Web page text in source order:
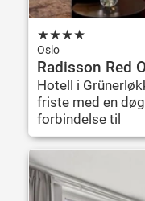
★★★★
Oslo
Radisson Red
Hotell i
friste med en
forbindelse til